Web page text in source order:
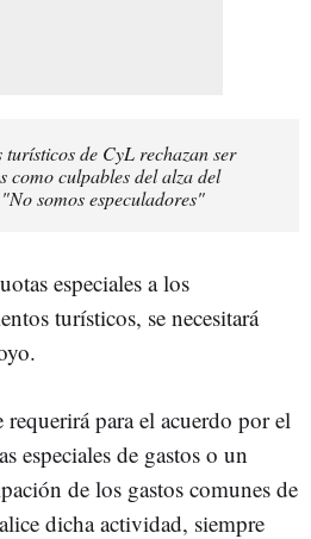
turísticos de CyL rechazan ser
como culpables del alza del
somos especuladores"
especiales a los
turísticos, se necesitará
para el acuerdo por el
especiales de gastos o un
de los gastos comunes de
dicha actividad, siempre